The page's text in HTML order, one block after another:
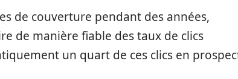
de couverture pendant des années,
de manière fiable des taux de clics
un quart de ces clics en